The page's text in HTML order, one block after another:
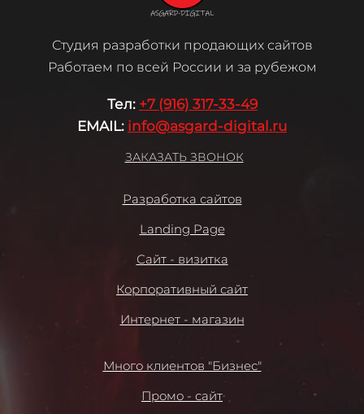
Студия разработки продающих сайтов
Работаем по всей России и за рубежом
Тел: +7 (916) 317-33-49
EMAIL: info@asgard-digital.ru
ЗАКАЗАТЬ ЗВОНОК
Разработка сайтов
Landing Page
Сайт - визитка
Корпоративный сайт
Интернет - магазин
Много клиентов "Бизнес"
Промо - сайт